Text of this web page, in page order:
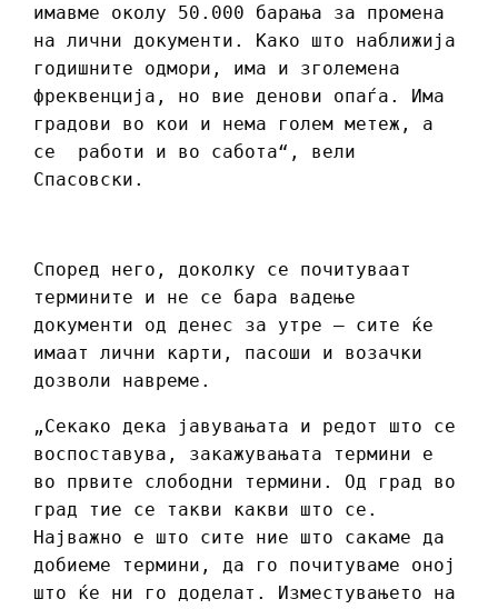
имавме околу 50.000 барања за промена
на лични документи. Како што наближија
годишните одмори, има и зголемена
фреквенција, но вие денови опаѓа. Има
градови во кои и нема голем метеж, а
се работи и во сабота“, вели
Спасовски.
Според него, доколку се почитуваат
термините и не се бара вадење
документи од денес за утре – сите ќе
имаат лични карти, пасоши и возачки
дозволи навреме.
„Секако дека јавувањата и редот што се
воспоставува, закажувањата термини е
во првите слободни термини. Од град во
град тие се такви какви што се.
Најважно е што сите ние што сакаме да
добиеме термини, да го почитуваме оној
што ќе ни го доделат. Изместувањето на